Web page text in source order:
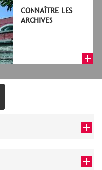
CONNAÎTRE LES
ARCHIVES